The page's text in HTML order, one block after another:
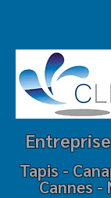
Tapis -
Cannes -